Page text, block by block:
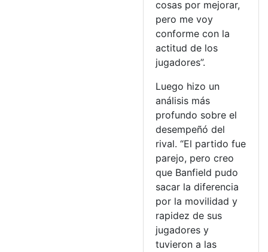
cosas por mejorar,
pero me voy
conforme con la
actitud de los
jugadores”.
Luego hizo un
análisis más
profundo sobre el
desempeñó del
rival. “El partido fue
parejo, pero creo
que Banfield pudo
sacar la diferencia
por la movilidad y
rapidez de sus
jugadores y
tuvieron a las